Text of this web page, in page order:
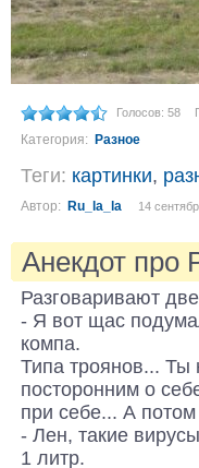
Голосов: 58
Категория: Разное
Теги: картинки,
Автор: Ru_la_la 14
Анекдот про
Разговаривают
- Я вот щас
компа.
Типа троянов... Ты
посторонним о
при себе... А
- Лен, такие
1 литр.